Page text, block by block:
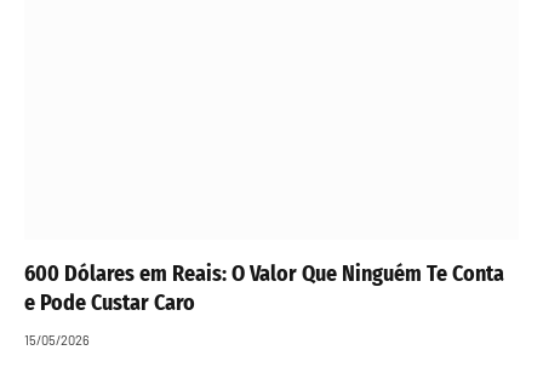
600 Dólares em Reais: O Valor Que Ninguém Te Conta
e Pode Custar Caro
15/05/2026